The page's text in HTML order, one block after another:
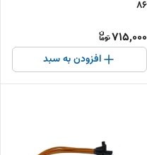
86
715,000
افزودن به سبد